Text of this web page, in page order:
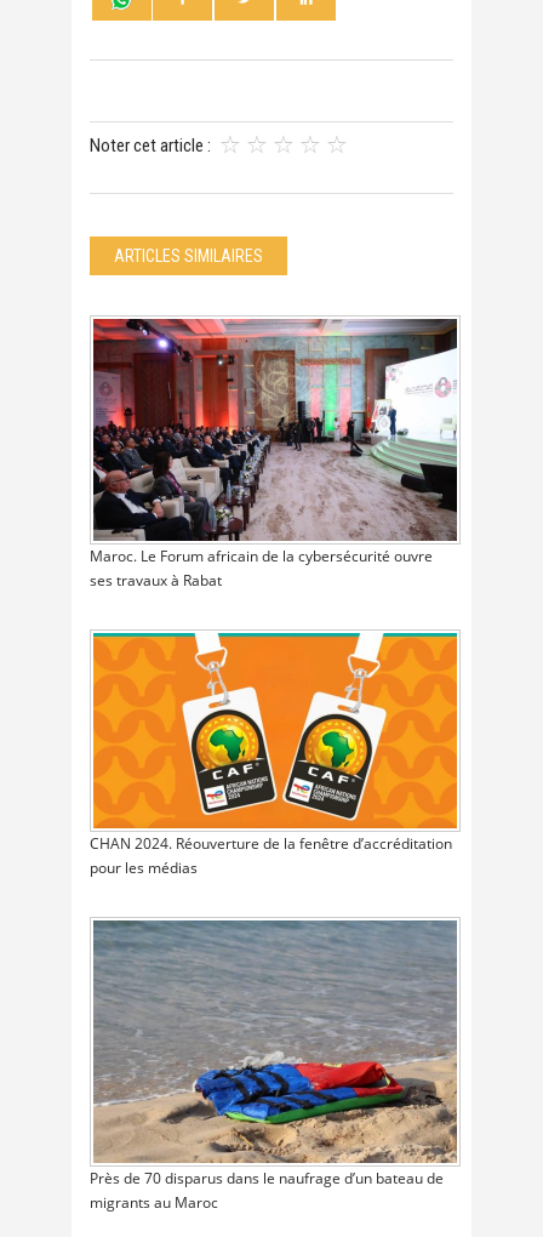
Noter cet article :
ARTICLES SIMILAIRES
Maroc. Le Forum africain de la cybersécurité ouvre
ses travaux à Rabat
CHAN 2024. Réouverture de la fenêtre d’accréditation
pour les médias
Près de 70 disparus dans le naufrage d’un bateau de
migrants au Maroc